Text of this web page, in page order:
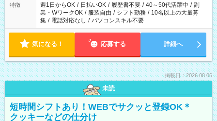
特徴 週1日からOK / 日払いOK / 履歴書不要 / 40～50代活躍中 / 副
業・WワークOK / 服装自由 / シフト勤務 / 10名以上の大量募
集 / 電話対応なし / パソコンスキル不要
気になる！ 応募する 詳細へ
掲載日：2026.08.06
未読
短時間シフトあり！WEBでサクッと登録OK＊
クッキーなどの仕分け